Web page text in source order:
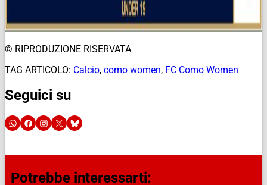
© RIPRODUZIONE RISERVATA
TAG ARTICOLO: Calcio, como women, FC Como Women
Seguici su
Potrebbe interessarti: